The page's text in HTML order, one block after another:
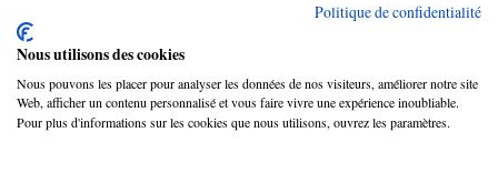
Pelliculage brillant
INTÉRIEUR
Politique de confidentialité
Nous utilisons des cookies
Nous pouvons les placer pour analyser les données de nos visiteurs, améliorer notre site
Web, afficher un contenu personnalisé et vous faire vivre une expérience inoubliable.
Pour plus d'informations sur les cookies que nous utilisons, ouvrez les paramètres.